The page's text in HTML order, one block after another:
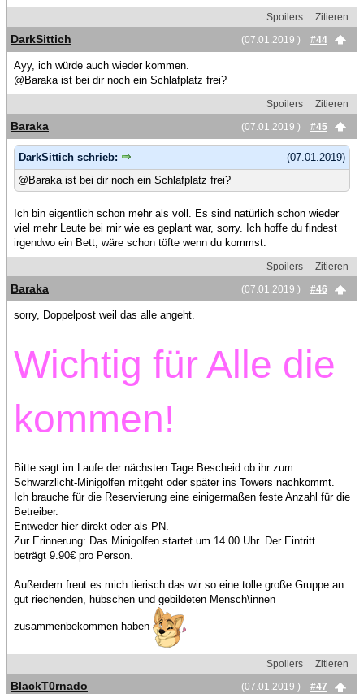
Spoilers
Zitieren
(07.01.2019 )
#44
DarkSittich
Ayy, ich würde auch wieder kommen.
@Baraka ist bei dir noch ein Schlafplatz frei?
Spoilers
Zitieren
(07.01.2019 )
#45
Baraka
(07.01.2019)
DarkSittich schrieb:
@Baraka ist bei dir noch ein Schlafplatz frei?
Ich bin eigentlich schon mehr als voll. Es sind natürlich schon wieder
viel mehr Leute bei mir wie es geplant war, sorry. Ich hoffe du findest
irgendwo ein Bett, wäre schon töfte wenn du kommst.
Spoilers
Zitieren
(07.01.2019 )
#46
Baraka
sorry, Doppelpost weil das alle angeht.
Wichtig für Alle die
kommen!
Bitte sagt im Laufe der nächsten Tage Bescheid ob ihr zum
Schwarzlicht-Minigolfen mitgeht oder später ins Towers nachkommt.
Ich brauche für die Reservierung eine einigermaßen feste Anzahl für die
Betreiber.
Entweder hier direkt oder als PN.
Zur Erinnerung: Das Minigolfen startet um 14.00 Uhr. Der Eintritt
beträgt 9.90€ pro Person.
Außerdem freut es mich tierisch das wir so eine tolle große Gruppe an
gut riechenden, hübschen und gebildeten Mensch\innen
zusammenbekommen haben
Spoilers
Zitieren
(07.01.2019 )
#47
BlackT0rnado